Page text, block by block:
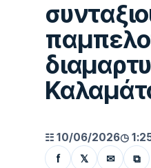
☷ 10/06/2026◷
f
𝕏 ✉ ⧉